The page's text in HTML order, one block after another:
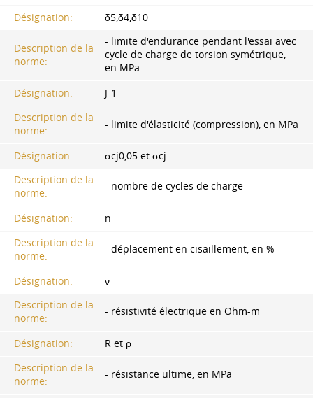
Désignation: δ5,δ4,δ10
Description de la
norme:
- limite d'endurance pendant l'essai avec
cycle de charge de torsion symétrique,
en MPa
Désignation:
J-1
Description de la
norme:
- limite d'élasticité (compression), en MPa
Désignation:
σcj0,05 et σcj
Description de la
norme:
- nombre de cycles de charge
Désignation:
n
Description de la
norme:
- déplacement en cisaillement, en %
Désignation:
ν
Description de la
norme:
- résistivité électrique en Ohm-m
Désignation:
R et ρ
Description de la
norme:
- résistance ultime, en MPa